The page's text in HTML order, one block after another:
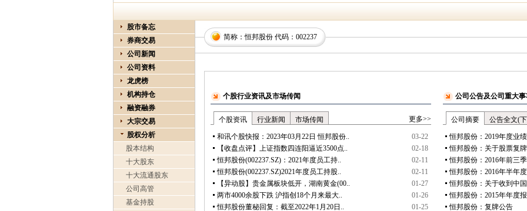
股市备忘
券商交易
公司新闻
公司资料
龙虎榜
机构持仓
融资融券
大宗交易
股权分析
股本结构
十大股东
十大流通股东
公司高管
基金持股
简称：恒邦股份 代码： 002237